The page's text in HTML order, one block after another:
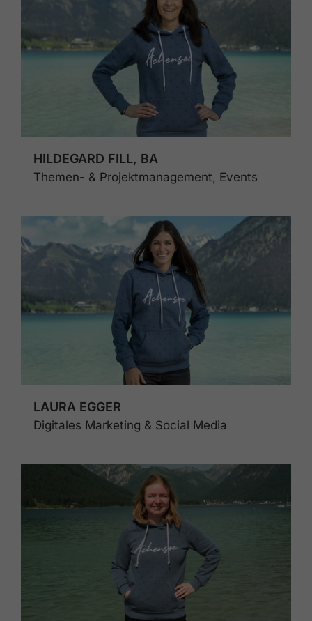
HILDEGARD FILL, BA
Themen- & Projektmanagement, Events
LAURA EGGER
Digitales Marketing & Social Media